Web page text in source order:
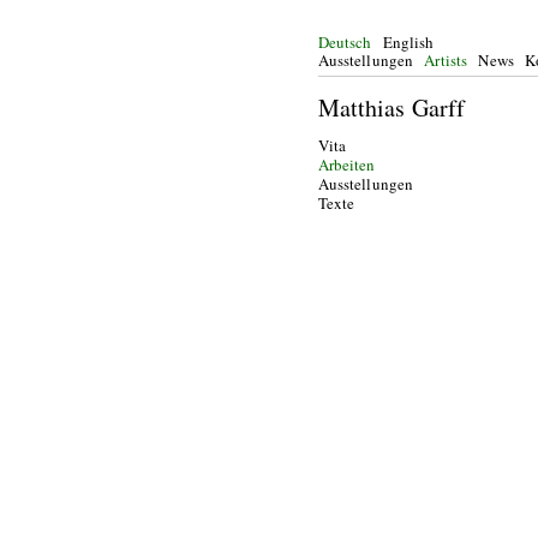
Deutsch
English
Ausstellungen Artists News
Matthias Garff
Vita
Arbeiten
Ausstellungen
Texte